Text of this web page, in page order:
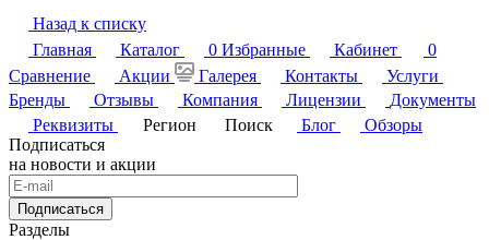
Назад к списку
Главная
Каталог 0 Избранные Кабинет
0
Сравнение
Акции Галерея Контакты
Услуги
Бренды
Отзывы Компания Лицензии
Документы
Реквизиты
Регион Поиск Блог
Обзоры
Подписаться
на новости и акции
Подписаться
Разделы